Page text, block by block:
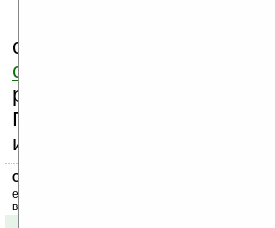
Оцените новость и
свой комментарий
странице
рассылку новостей,
Поддержите Ладошки
изучением коммерческой
Скоро
ежедневный или еженедельный дайджест
ваш почтовый ящик.